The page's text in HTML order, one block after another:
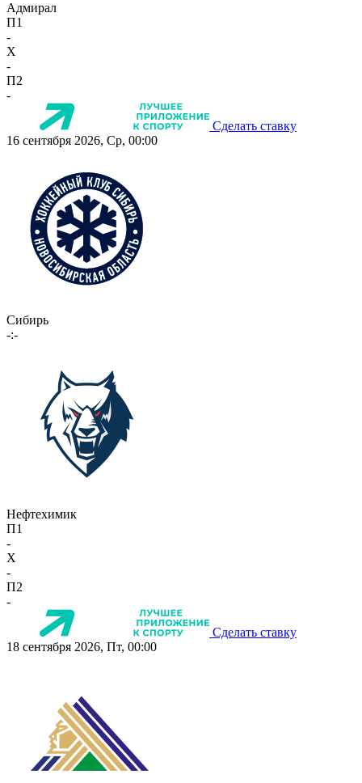
Адмирал
П1
-
X
-
П2
-
Сделать ставку
16 сентября 2026, Ср, 00:00
Сибирь
-:-
Нефтехимик
П1
-
X
-
П2
-
Сделать ставку
18 сентября 2026, Пт, 00:00